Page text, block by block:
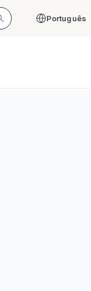
Português